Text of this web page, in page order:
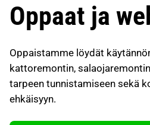
Oppaat ja
Oppaistamme löydät
kattoremontin,
tarpeen tunnistamiseen sekä
ehkäisyyn.